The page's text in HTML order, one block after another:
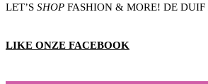
LET’S SHOP FASHION & MORE! DE DUIF
LIKE ONZE FACEBOOK